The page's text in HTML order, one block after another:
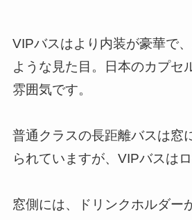
VIPバスはより内装が豪華で
ような見た目。日本のカプセ
雰囲気です。
普通クラスの長距離バスは窓
られていますが、VIPバスは
窓側には、ドリンクホルダー